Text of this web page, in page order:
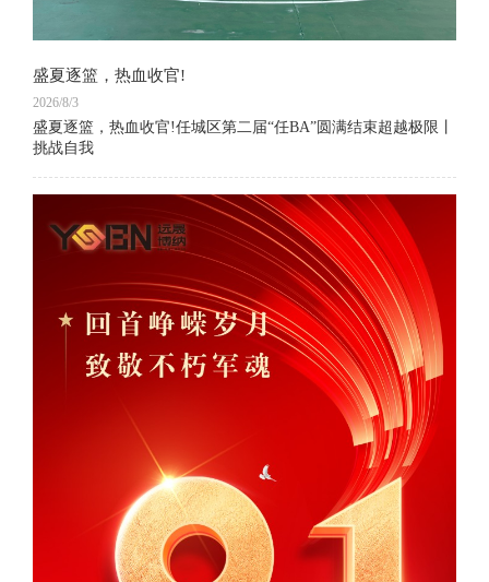
盛夏逐篮，热血收官!
2026/8/3
盛夏逐篮，热血收官!任城区第二届“任BA”圆满结束超越极限丨
挑战自我